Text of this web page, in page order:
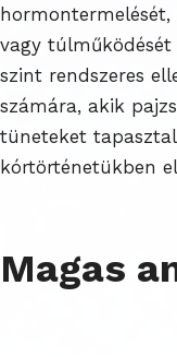
vagy
szint rendszeres
számára, akik
tüneteket
kórtörténetükben
Magas